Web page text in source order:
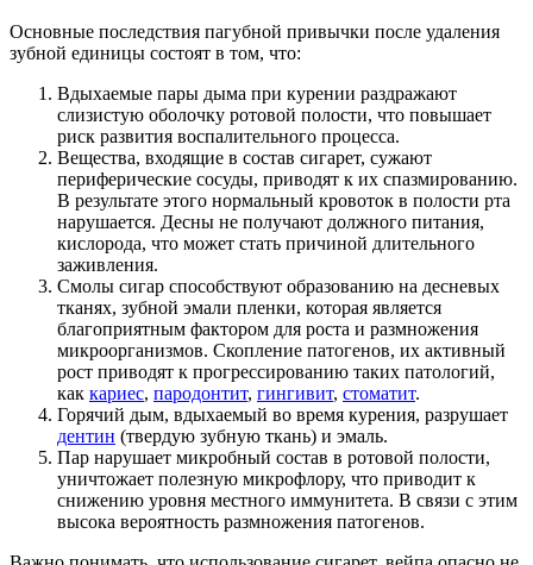
Основные последствия пагубной привычки после удаления
зубной единицы состоят в том, что:
Вдыхаемые пары дыма при курении раздражают
слизистую оболочку ротовой полости, что повышает
риск развития воспалительного процесса.
Вещества, входящие в состав сигарет, сужают
периферические сосуды, приводят к их спазмированию.
В результате этого нормальный кровоток в полости рта
нарушается. Десны не получают должного питания,
кислорода, что может стать причиной длительного
заживления.
Смолы сигар способствуют образованию на десневых
тканях, зубной эмали пленки, которая является
благоприятным фактором для роста и размножения
микроорганизмов. Скопление патогенов, их активный
рост приводят к прогрессированию таких патологий,
как кариес, пародонтит, гингивит, стоматит.
Горячий дым, вдыхаемый во время курения, разрушает
дентин (твердую зубную ткань) и эмаль.
Пар нарушает микробный состав в ротовой полости,
уничтожает полезную микрофлору, что приводит к
снижению уровня местного иммунитета. В связи с этим
высока вероятность размножения патогенов.